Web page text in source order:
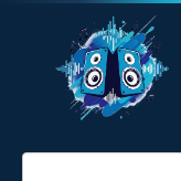
контенту